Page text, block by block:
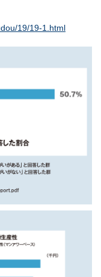
19/19-1.html